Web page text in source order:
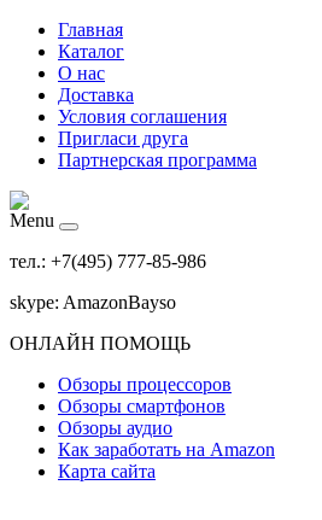
Главная
Каталог
О нас
Доставка
Условия соглашения
Пригласи друга
Партнерская программа
Menu
тел.: +7(495) 777-85-986
skype: AmazonBayso
ОНЛАЙН ПОМОЩЬ
Обзоры процессоров
Обзоры смартфонов
Обзоры аудио
Как заработать на Amazon
Карта сайта